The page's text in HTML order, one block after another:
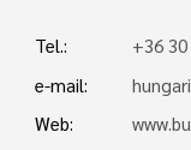
Tel.:
+36
e-mail:
Web: